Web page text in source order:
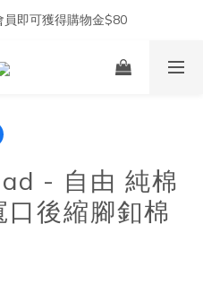
員即可獲得購物金$80
- 自由 純棉
後縮腳釦棉